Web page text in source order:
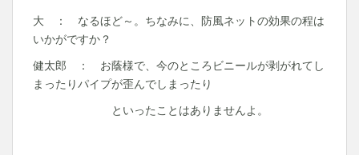
大 ： なるほど～。ちなみに、防風ネットの効果の程は
いかがですか？
健太郎 ： お蔭様で、今のところビニールが剥がれてし
まったりパイプが歪んでしまったり
といったことはありませんよ。